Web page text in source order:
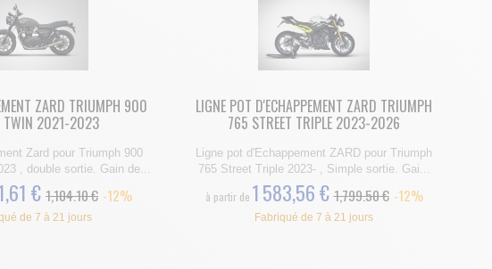
ZARD TRIUMPH 900
TWIN 2021-2023
Zard pour Triumph 900
, double sortie. Gain de...
€ 1,104.10 € -12%
de 7 à 21 jours
LIGNE POT D'ECHAPPEMENT ZARD TRIUMPH
765 STREET TRIPLE 2023-2026
Ligne pot d'Echappement ZARD pour Triumph
765 Street Triple 2023- , Simple sortie. Gai...
à partir de 1 583,56 € 1,799.50 € -12%
Fabriqué de 7 à 21 jours